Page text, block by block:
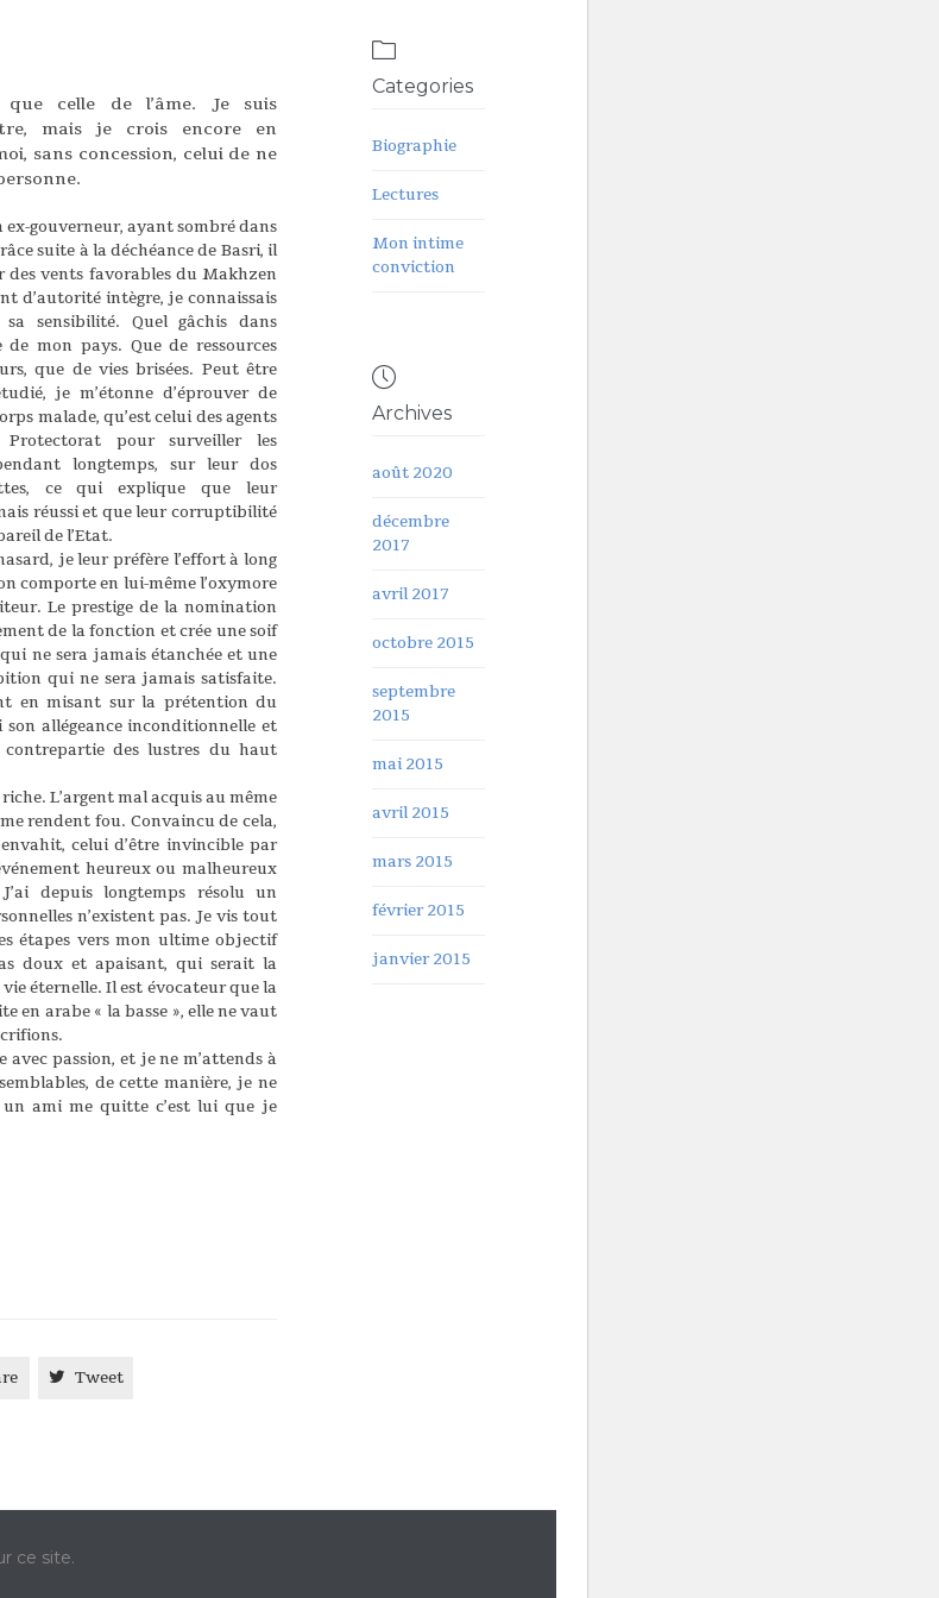
celle de l’âme. Je suis
mais je crois encore en
sans concession, celui de ne
gouverneur, ayant sombré dans
suite à la déchéance de Basri, il
vents favorables du Makhzen
d’autorité intègre, je connaissais
sensibilité. Quel gâchis dans
mon pays. Que de ressources
que de vies brisées. Peut être
je m’étonne d’éprouver de
malade, qu’est celui des agents
pour surveiller les
longtemps, sur leur dos
ce qui explique que leur
réussi et que leur corruptibilité
de l’Etat.
je leur préfère l’effort à long
comporte en lui-même l’oxymore
Le prestige de la nomination
de la fonction et crée une soif
ne sera jamais étanchée et une
qui ne sera jamais satisfaite.
en misant sur la prétention du
allégeance inconditionnelle et
des lustres du haut
L’argent mal acquis au même
rendent fou. Convaincu de cela,
celui d’être invincible par
heureux ou malheureux
depuis longtemps résolu un
n’existent pas. Je vis tout
étapes vers mon ultime objectif
doux et apaisant, qui serait la
éternelle. Il est évocateur que la
en arabe « la basse », elle ne vaut
passion, et je ne m’attends à
de cette manière, je ne
ami me quitte c’est lui que je
 Tweet

Categories
Biographie
Lectures
Mon intime
conviction

Archives
août 2020
décembre
2017
avril 2017
octobre 2015
septembre
2015
mai 2015
avril 2015
mars 2015
février 2015
janvier 2015
ce site.